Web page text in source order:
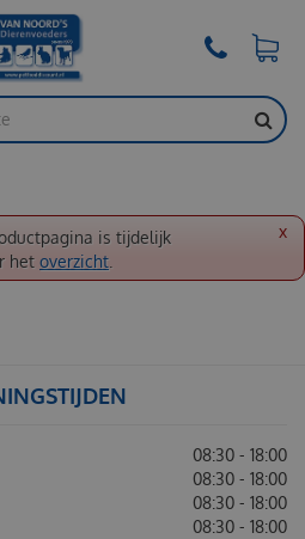
x
is tijdelijk
het overzicht
08:30 - 18:00
08:30 - 18:00
08:30 - 18:00
08:30 - 18:00